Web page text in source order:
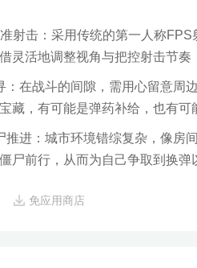
射击：采用传统的第一人称
灵活地调整视角与把控射击节奏
：在战斗的间隙，需用心留意周
藏，有可能是弹药补给，也有可
推进：城市环境错综复杂，像房
尸前行，从而为自己争取到换弹
免应用商店